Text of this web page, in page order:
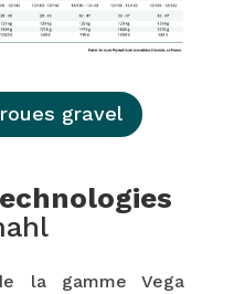
gravel
la gamme Vega